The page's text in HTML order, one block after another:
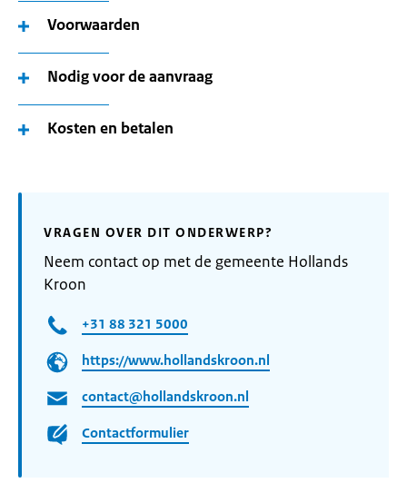
Voorwaarden
Nodig voor de aanvraag
Kosten en betalen
VRAGEN OVER DIT ONDERWERP?
Neem contact op met de gemeente Hollands
Kroon
+31 88 321 5000
https://www.hollandskroon.nl
contact@hollandskroon.nl
Contactformulier